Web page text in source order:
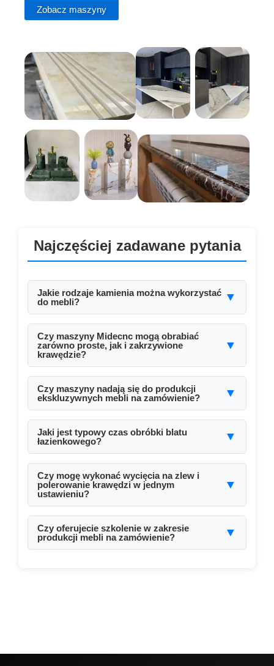
Zobacz maszyny
Najczęściej zadawane pytania
Jakie rodzaje kamienia można wykorzystać
do mebli?
▼
materiały inżynieryjne.
Czy maszyny Midecnc mogą obrabiać
zarówno proste, jak i zakrzywione
krawędzie?
▼
każdy kształt i krawędź.
Czy maszyny nadają się do produkcji
ekskluzywnych mebli na zamówienie?
▼
precyzji i artystycznej elastyczności.
Jaki jest typowy czas obróbki blatu
łazienkowego?
▼
krawędzi.
Czy mogę wykonać wycięcia na zlew i
polerowanie krawędzi w jednym
ustawieniu?
▼
narzędzi dla wielu operacji.
Czy oferujecie szkolenie w zakresie
produkcji mebli na zamówienie?
▼